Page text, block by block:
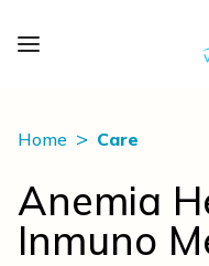
Home Care
Anemia
Inmuno